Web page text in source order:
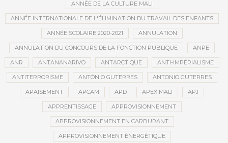
ANNÉE DE LA CULTURE MALI
ANNÉE INTERNATIONALE DE L'ÉLIMINATION DU TRAVAIL DES ENFANTS
ANNÉE SCOLAIRE 2020-2021 ANNULATION
ANNULATION DU CONCOURS DE LA FONCTION PUBLIQUE ANPE
ANR ANTANANARIVO ANTARCTIQUE ANTI-IMPÉRIALISME
ANTITERRORISME ANTÓNIO GUTERRES ANTONIO GUTERRES
APAISEMENT APCAM APD APEX MALI APJ
APPRENTISSAGE APPROVISIONNEMENT
APPROVISIONNEMENT EN CARBURANT
APPROVISIONNEMENT ÉNERGÉTIQUE